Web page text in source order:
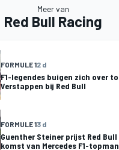
Meer van
Red Bull Racing
FORMULE 12 d
F1-legendes buigen zich over
Verstappen bij Red Bull
FORMULE 13 d
Guenther Steiner prijst Red
komst van Mercedes F1-topman